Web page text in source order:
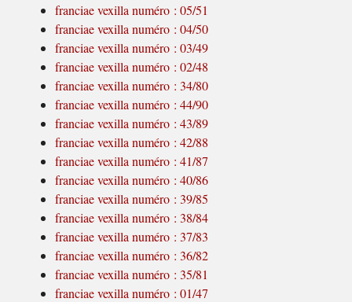
franciae vexilla numéro : 05/51
franciae vexilla numéro : 04/50
franciae vexilla numéro : 03/49
franciae vexilla numéro : 02/48
franciae vexilla numéro : 34/80
franciae vexilla numéro : 44/90
franciae vexilla numéro : 43/89
franciae vexilla numéro : 42/88
franciae vexilla numéro : 41/87
franciae vexilla numéro : 40/86
franciae vexilla numéro : 39/85
franciae vexilla numéro : 38/84
franciae vexilla numéro : 37/83
franciae vexilla numéro : 36/82
franciae vexilla numéro : 35/81
franciae vexilla numéro : 01/47